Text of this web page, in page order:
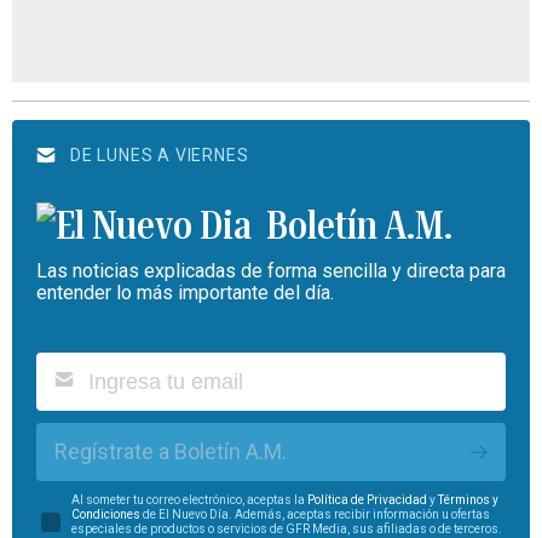
DE LUNES A VIERNES
Boletín A.M.
Las noticias explicadas de forma sencilla y directa para
entender lo más importante del día.
Regístrate a Boletín A.M.
Al someter tu correo electrónico, aceptas la Política de Privacidad yTérminos y
Condiciones de El Nuevo Día. Además, aceptas recibir información u ofertas
especiales de productos o servicios de GFR Media, sus afiliadas o de terceros.